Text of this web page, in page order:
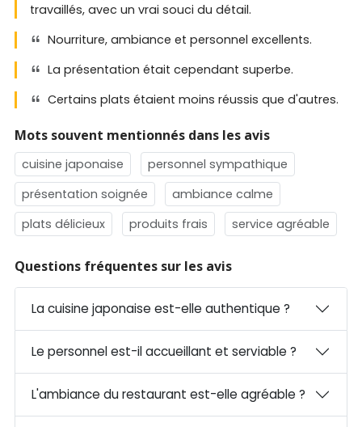
travaillés, avec un vrai souci du détail.
Nourriture, ambiance et personnel excellents.
La présentation était cependant superbe.
Certains plats étaient moins réussis que d'autres.
Mots souvent mentionnés dans les avis
cuisine japonaise
personnel sympathique
présentation soignée
ambiance calme
plats délicieux
produits frais service agréable
Questions fréquentes sur les avis
La cuisine japonaise est-elle authentique ?
Le personnel est-il accueillant et serviable ?
L'ambiance du restaurant est-elle agréable ?